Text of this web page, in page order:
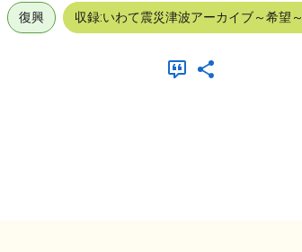
復興 収録:いわて震災津波アーカイブ～希望～